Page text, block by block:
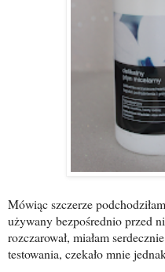
Mówiąc szczerze
używany bezpośrednio przed
rozczarował, miałam
testowania, czekało mnie